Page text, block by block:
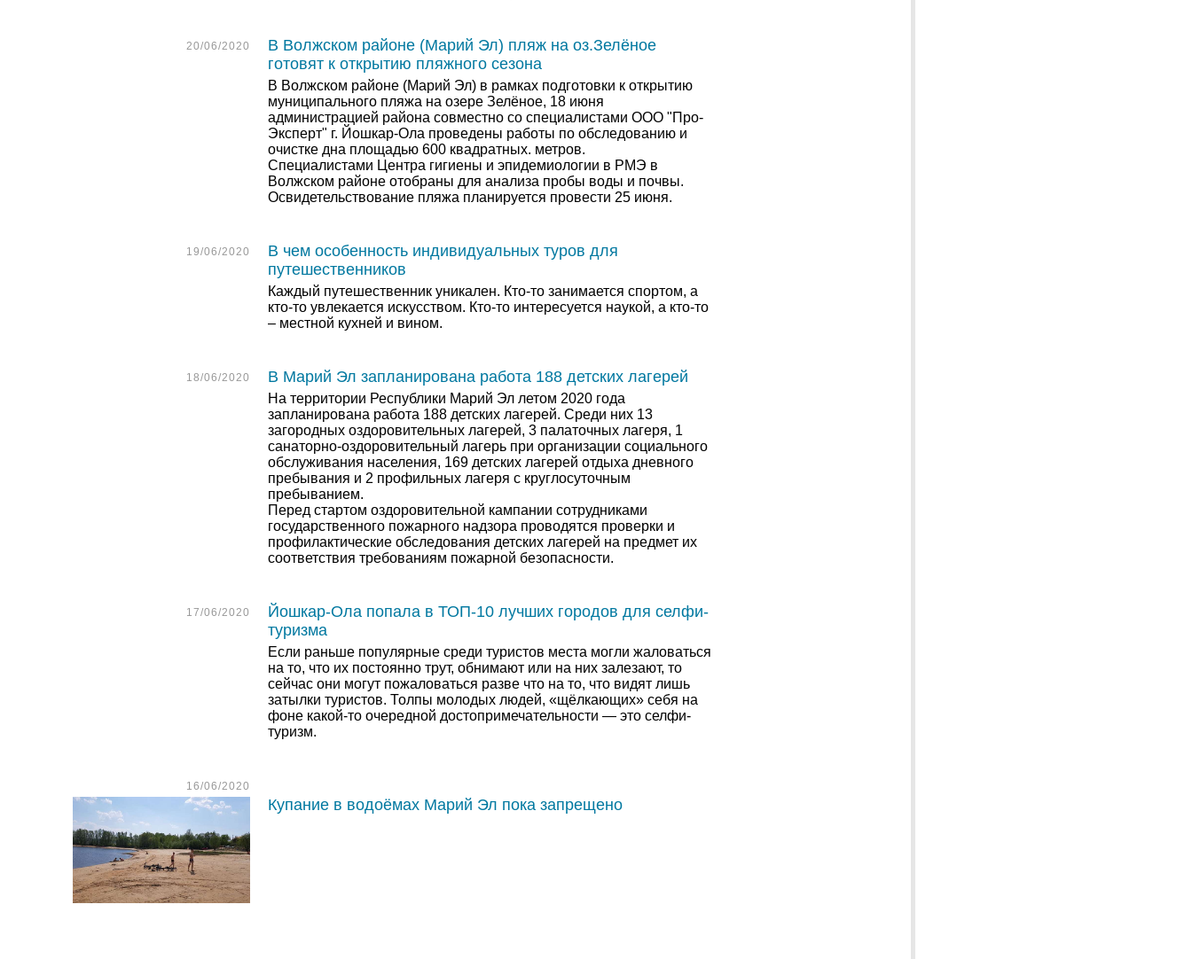
20/06/2020
В Волжском районе (Марий Эл) пляж на оз.Зелёное
готовят к открытию пляжного сезона
В Волжском районе (Марий Эл) в рамках подготовки к открытию
муниципального пляжа на озере Зелёное, 18 июня
администрацией района совместно со специалистами ООО "Про-
Эксперт" г. Йошкар-Ола проведены работы по обследованию и
очистке дна площадью 600 квадратных. метров.
Специалистами Центра гигиены и эпидемиологии в РМЭ в
Волжском районе отобраны для анализа пробы воды и почвы.
Освидетельствование пляжа планируется провести 25 июня.
19/06/2020
В чем особенность индивидуальных туров для
путешественников
Каждый путешественник уникален. Кто-то занимается спортом, а
кто-то увлекается искусством. Кто-то интересуется наукой, а кто-то
– местной кухней и вином.
18/06/2020 В Марий Эл запланирована работа 188 детских лагерей
На территории Республики Марий Эл летом 2020 года
запланирована работа 188 детских лагерей. Среди них 13
загородных оздоровительных лагерей, 3 палаточных лагеря, 1
санаторно-оздоровительный лагерь при организации социального
обслуживания населения, 169 детских лагерей отдыха дневного
пребывания и 2 профильных лагеря с круглосуточным
пребыванием.
Перед стартом оздоровительной кампании сотрудниками
государственного пожарного надзора проводятся проверки и
профилактические обследования детских лагерей на предмет их
соответствия требованиям пожарной безопасности.
17/06/2020
Йошкар-Ола попала в ТОП-10 лучших городов для селфи-
туризма
Если раньше популярные среди туристов места могли жаловаться
на то, что их постоянно трут, обнимают или на них залезают, то
сейчас они могут пожаловаться разве что на то, что видят лишь
затылки туристов. Толпы молодых людей, «щёлкающих» себя на
фоне какой-то очередной достопримечательности — это селфи-
туризм.
16/06/2020
Купание в водоëмах Марий Эл пока запрещено